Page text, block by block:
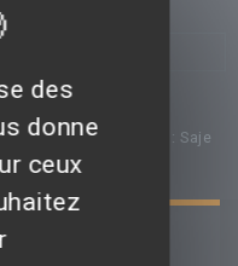
film appartiennent à : Saje
des
donne
ceux